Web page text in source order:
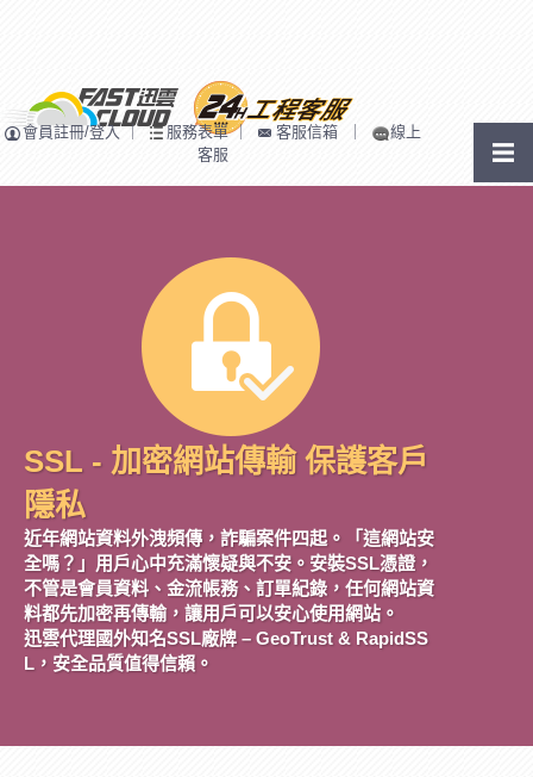
會員註冊/登入｜ 服務表單｜ 客服信箱 ｜
線上
客服
SSL - 加密網站傳輸 保護客戶
隱私
近年網站資料外洩頻傳，詐騙案件四起。「這網站安
全嗎？」用戶心中充滿懷疑與不安。安裝SSL憑證，
不管是會員資料、金流帳務、訂單紀錄，任何網站資
料都先加密再傳輸，讓用戶可以安心使用網站。
迅雲代理國外知名SSL廠牌 – GeoTrust & RapidSS
L，安全品質值得信賴。